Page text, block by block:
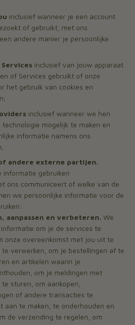
inclusief wanneer je een account
of gebruikt, met ons
andere manier je persoonlijke
inclusief van jouw apparaat
of Services gebruikt of onze
het gebruik van cookies en
inclusief wanneer we hen
mogelijk te maken en
informatie namens ons
andere externe partijen.
informatie gebruiken
ons communiceert of welke van de
we persoonlijke informatie voor de
aanpassen en verbeteren. We
om je de services te
onze overeenkomst met jou uit te
verwerken, om je bestellingen af te
en artikelen waarin je
om je meldingen met
sturen, om aankopen,
of andere transacties te
aan te maken, te onderhouden en
de verzending te regelen, om